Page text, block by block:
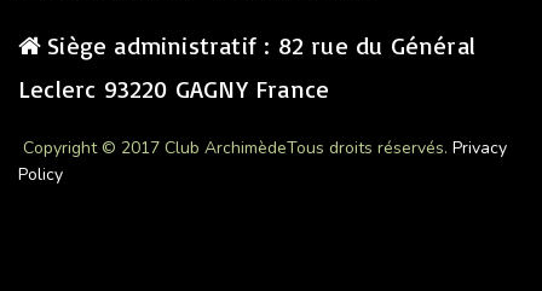
Siège administratif : 82 rue du Général
Leclerc 93220 GAGNY France
Copyright © 2017 Club ArchimèdeTous droits réservés. Privacy
Policy